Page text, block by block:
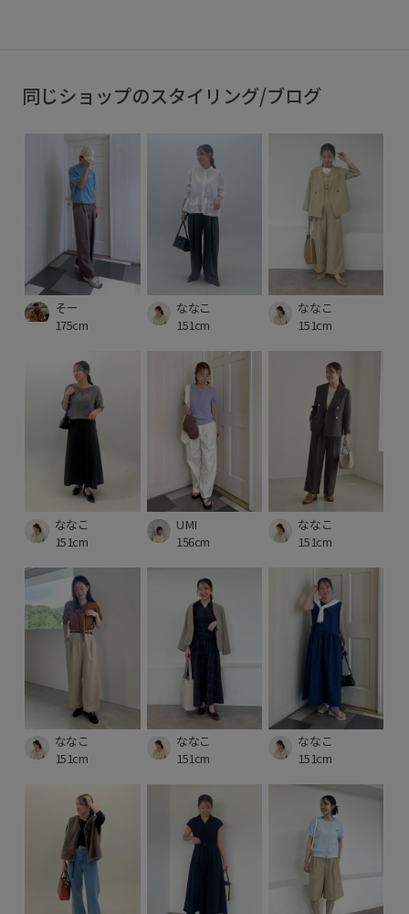
同じショップのスタイリング/ブログ
そー
175cm
ななこ
151cm
ななこ
151cm
ななこ
151cm
UMI
156cm
ななこ
151cm
ななこ
151cm
ななこ
151cm
ななこ
151cm